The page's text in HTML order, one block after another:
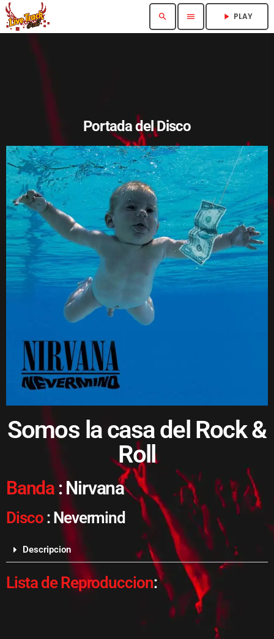
search menu play_arrow PLAY
Portada del Disco
Somos la casa del Rock &
Roll
Banda : Nirvana
Disco : Nevermind
Descripcion
Lista de Reproduccion: